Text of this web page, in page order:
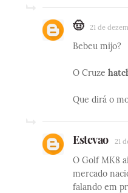
🤠 21 de
Bebeu mijo?
O Cruze
Que dirá o
Estevao 21
O Golf MK8
mercado
falando em